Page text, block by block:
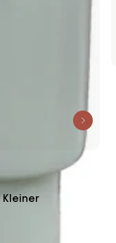
Vaso Mob P - Toscana Kleiner